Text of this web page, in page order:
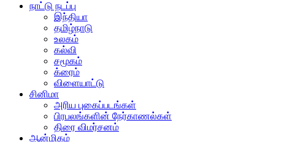
நாட்டு நடப்பு
இந்தியா
தமிழ்நாடு
உலகம்
கல்வி
சமூகம்
க்ரைம்
விளையாட்டு
சினிமா
அரிய புகைப்படங்கள்
பிரபலங்களின் நேர்காணல்கள்
திரை விமர்சனம்
ஆன்மிகம்